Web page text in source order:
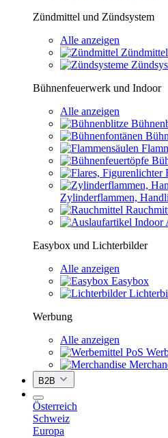
Zündmittel und Zündsystem
Alle anzeigen
Zündmittel
Bühnenfeuerwerk und Indoor
Alle anzeigen
Zylinderflammen,
Easybox und Lichterbilder
Alle anzeigen
Easybox
Werbung
Alle anzeigen
B2B
Österreich
Schweiz
Europa